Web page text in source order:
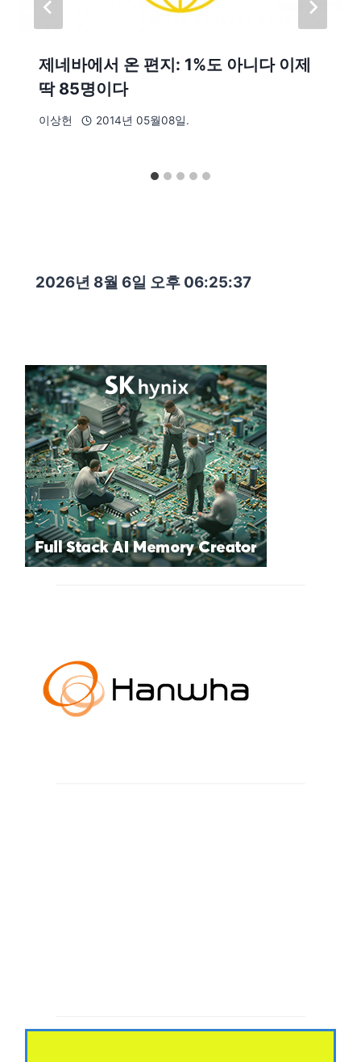
제네바에서 온 편지: 1%도 아니다 이제
딱 85명이다
이상헌 2014년 05월08일.
2026년 8월 6일 오후 06:25:39